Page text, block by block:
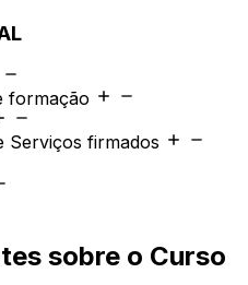
formação
Serviços firmados
sobre o Curso